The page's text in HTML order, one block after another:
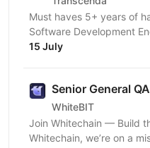
Must haves 5+ years of
Software Development
Assurance, or Test
15 July
Senior General
WhiteBIT
Join Whitechain — Build
Whitechain, we’re on a